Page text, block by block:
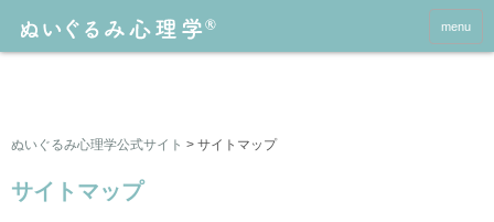
menu
ぬいぐるみ心理学公式サイト > サイトマップ
サイトマップ